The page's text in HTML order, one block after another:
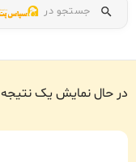
جستجو در
در حال نمایش یک نتیجه